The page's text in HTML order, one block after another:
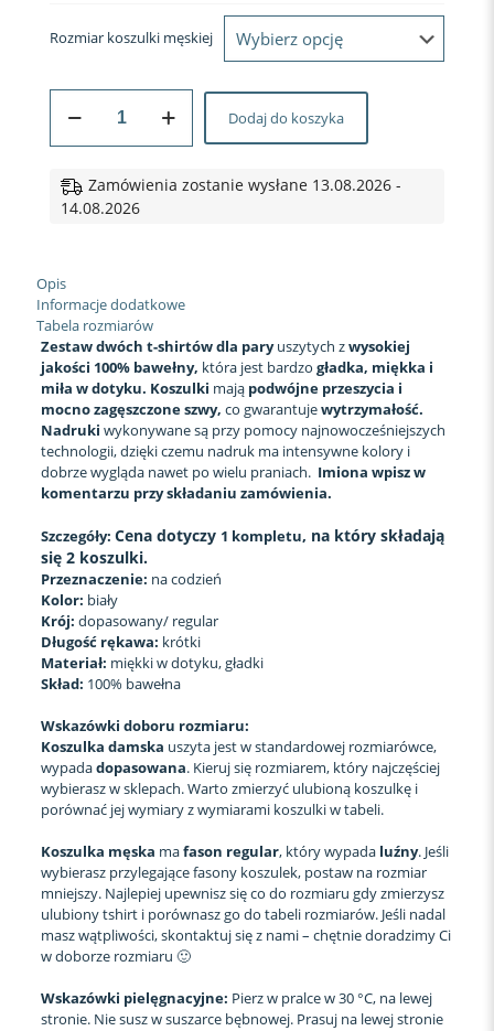
Rozmiar koszulki męskiej
KOSZULKI
DZIADKA
Dodaj do koszyka
Zamówienia zostanie wysłane 13.08.2026 -
14.08.2026
Opis
Informacje dodatkowe
Tabela rozmiarów
Zestaw dwóch t-shirtów dla paryuszytych zwysokiej
jakości 100% bawełny, która jest bardzo gładka, miękka i
miła w dotyku. Koszulki mają podwójne przeszycia i
mocno zagęszczone szwy, co gwarantujewytrzymałość.
Nadruki wykonywane są przy pomocy najnowocześniejszych
technologii, dzięki czemu nadruk ma intensywne kolory i
dobrze wygląda nawet po wielu praniach.Imiona wpisz w
komentarzu przy składaniu zamówienia.
Szczegóły: Cena dotyczy 1 kompletu, na który składają
się 2 koszulki.
Przeznaczenie: na codzień
Kolor: biały
Krój: dopasowany/ regular
Długość rękawa: krótki
Materiał: miękki w dotyku, gładki
Skład: 100% bawełna
Wskazówki doboru rozmiaru:
Koszulka damska uszyta jest w standardowej rozmiarówce,
wypadadopasowana. Kieruj się rozmiarem, który najczęściej
wybierasz w sklepach. Warto zmierzyć ulubioną koszulkę i
porównać jej wymiary z wymiarami koszulki w tabeli.
Koszulka męska mafason regular, który wypada luźny. Jeśli
wybierasz przylegające fasony koszulek, postaw na rozmiar
mniejszy. Najlepiej upewnisz się co do rozmiaru gdy zmierzysz
ulubiony tshirt i porównasz go do tabeli rozmiarów. Jeśli nadal
masz wątpliwości, skontaktuj się z nami – chętnie doradzimy Ci
w doborze rozmiaru 🙂
Wskazówki pielęgnacyjne: Pierz w pralce w 30 °C, na lewej
stronie. Nie susz w suszarce bębnowej. Prasuj na lewej stronie